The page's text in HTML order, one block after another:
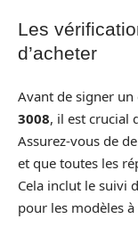
Les
d’acheter
Avant de signer un
3008, il est crucial
Assurez-vous de
et que toutes les
Cela inclut le suivi
pour les modèles